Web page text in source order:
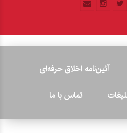
آئین‌نامه اخلاق حرفه‌ای
تماس با ما